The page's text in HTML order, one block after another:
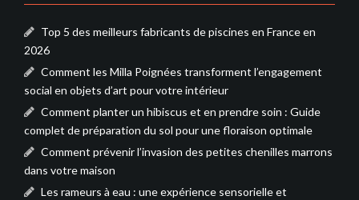
Top 5 des meilleurs fabricants de piscines en France en
2026
Comment les Milla Poignées transforment l’engagement
social en objets d’art pour votre intérieur
Comment planter un hibiscus et en prendre soin : Guide
complet de préparation du sol pour une floraison optimale
Comment prévenir l’invasion des petites chenilles marrons
dans votre maison
Les rameurs à eau : une expérience sensorielle et